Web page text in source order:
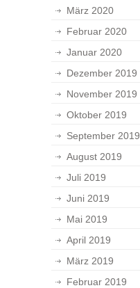
März 2020
Februar 2020
Januar 2020
Dezember 2019
November 2019
Oktober 2019
September 2019
August 2019
Juli 2019
Juni 2019
Mai 2019
April 2019
März 2019
Februar 2019